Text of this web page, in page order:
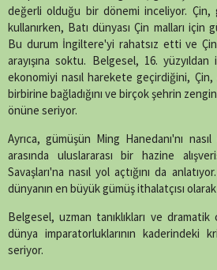
değerli olduğu bir dönemi inceliyor. Çin,
kullanırken, Batı dünyası Çin malları için
Bu durum İngiltere'yi rahatsız etti ve
arayışına soktu. Belgesel, 16.
ekonomiyi nasıl harekete geçirdiğini, Çin,
birbirine bağladığını ve birçok şehrin
önüne seriyor.
Ayrıca, gümüşün Ming Hanedanı'nı
arasında uluslararası bir hazine
Savaşları'na nasıl yol açtığını da
dünyanın en büyük gümüş ithalatçısı
Belgesel, uzman tanıklıkları ve dramatik
dünya imparatorluklarının kaderindeki
seriyor.